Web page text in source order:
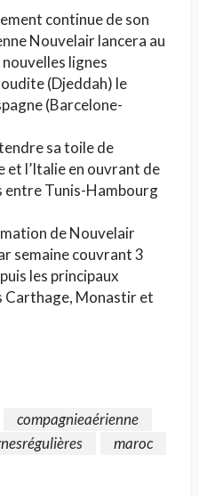
continue de son
Nouvelair lancera au
lignes
(Djeddah) le
(Barcelone-
sa toile de
et l’Italie en ouvrant de
entre Tunis-Hambourg
de Nouvelair
semaine couvrant 3
les principaux
Carthage, Monastir et
compagnieaérienne
maroc